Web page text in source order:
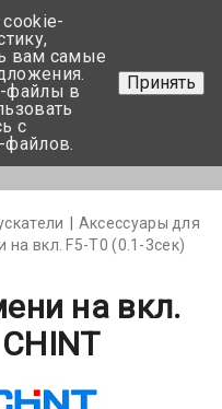
+375 17-350-99-56
+375 44-752-82-08
Задать вопрос
Аксессуары для
на вкл. F5-T0 (0.1-3сек)
на вкл.
вам самые
файлы в
с
файлов.
Принять